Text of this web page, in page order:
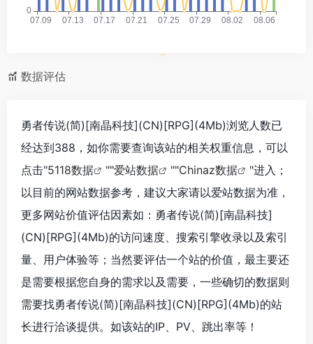
数据评估
勇者传说(简)[南晶科技](CN)[RPG](4Mb)浏览人数已
经达到388，如你需要查询该站的相关权重信息，可以
点击"5118数据 ""爱站数据 ""Chinaz数据
"进入；
以目前的网站数据参考，建议大家请以爱站数据为准，
更多网站价值评估因素如：勇者传说(简)[南晶科技]
(CN)[RPG](4Mb)的访问速度、搜索引擎收录以及索引
量、用户体验等；当然要评估一个站的价值，最主要还
是需要根据您自身的需求以及需要，一些确切的数据则
需要找勇者传说(简)[南晶科技](CN)[RPG](4Mb)的站
长进行洽谈提供。如该站的IP、PV、跳出率等！